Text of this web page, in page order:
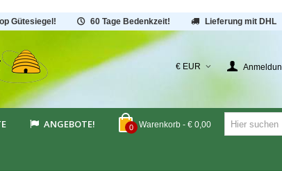
Gütesiegel!
60 Tage Bedenkzeit! Lieferung mit DHL
€ EUR
0 Warenkorb - € 0,00
ANGEBOTE!